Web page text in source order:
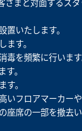
さまと対面するス
いたします。
す。
を頻繁に行います
。
。
フロアマーカー
席の一部を撤去い